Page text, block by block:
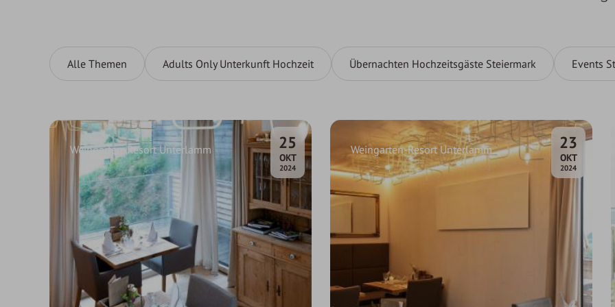
Alle Themen Adults Only Unterkunft Hochzeit Übernachten Hochzeitsgäste Steiermark Events
25
OKT.
2024
Weingarten-Resort Unterlamm 23
OKT.
2024
Weingarten-Resort Unterlamm